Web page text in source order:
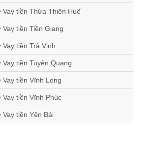
Vay tiền Thừa Thiên Huế
Vay tiền Tiền Giang
Vay tiền Trà Vinh
Vay tiền Tuyên Quang
Vay tiền Vĩnh Long
Vay tiền Vĩnh Phúc
Vay tiền Yên Bái